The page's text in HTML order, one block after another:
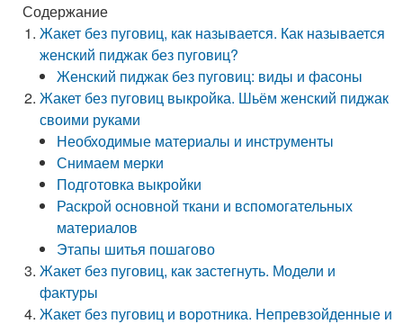
Содержание
Жакет без пуговиц, как называется. Как называется
женский пиджак без пуговиц?
Женский пиджак без пуговиц: виды и фасоны
Жакет без пуговиц выкройка. Шьём женский пиджак
своими руками
Необходимые материалы и инструменты
Снимаем мерки
Подготовка выкройки
Раскрой основной ткани и вспомогательных
материалов
Этапы шитья пошагово
Жакет без пуговиц, как застегнуть. Модели и
фактуры
Жакет без пуговиц и воротника. Непревзойденные и